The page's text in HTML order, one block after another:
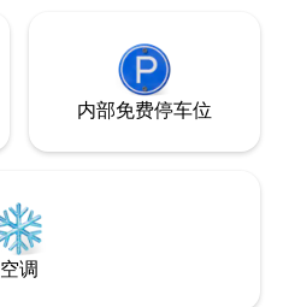
内部免费停车位
空调